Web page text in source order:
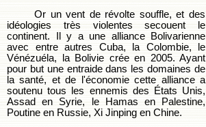
Or un vent de révolte souffle, et des
idéologies très violentes secouent le
continent. Il y a une alliance Bolivarienne
avec entre autres Cuba, la Colombie, le
Vénézuéla, la Bolivie crée en 2005. Ayant
pour but une entraide dans les domaines de
la santé, et de l'économie cette alliance a
soutenu tous les ennemis des États Unis,
Assad en Syrie, le Hamas en Palestine,
Poutine en Russie, Xi Jinping en Chine.